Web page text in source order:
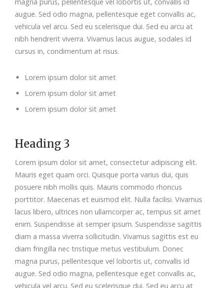
augue. Sed odio magna, pellentesque eget convallis ac,
vehicula vel arcu. Sed eu scelerisque dui. Sed eu arcu at
nibh hendrerit viverra. Vivamus lacus augue, sodales id
cursus in, condimentum at risus.
Lorem ipsum dolor sit amet
Lorem ipsum dolor sit amet
Lorem ipsum dolor sit amet
Heading 3
Lorem ipsum dolor sit amet, consectetur adipiscing elit.
Mauris eget quam orci. Quisque porta varius dui, quis
posuere nibh mollis quis. Mauris commodo rhoncus
porttitor. Maecenas et euismod elit. Nulla facilisi. Vivamus
lacus libero, ultrices non ullamcorper ac, tempus sit amet
enim. Suspendisse at semper ipsum. Suspendisse sagittis
diam a massa viverra sollicitudin. Vivamus sagittis est eu
diam fringilla nec tristique metus vestibulum. Donec
magna purus, pellentesque vel lobortis ut, convallis id
augue. Sed odio magna, pellentesque eget convallis ac,
vehicula vel arcu. Sed eu scelerisque dui. Sed eu arcu at